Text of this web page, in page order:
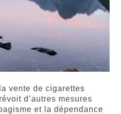
vente de cigarettes
d’autres mesures
et la dépendance